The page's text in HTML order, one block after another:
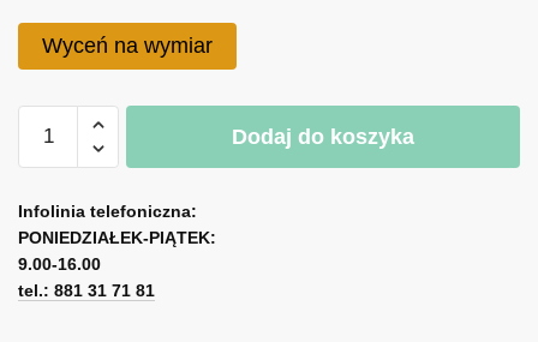
Wyceń na wymiar
Tapeta
motywem
liści
i
tygrysów
Dodaj do koszyka
l
t
e
r
Infolinia telefoniczna:
PONIEDZIAŁEK-PIĄTEK:
9.00-16.00
tel.: 881 31 71 81